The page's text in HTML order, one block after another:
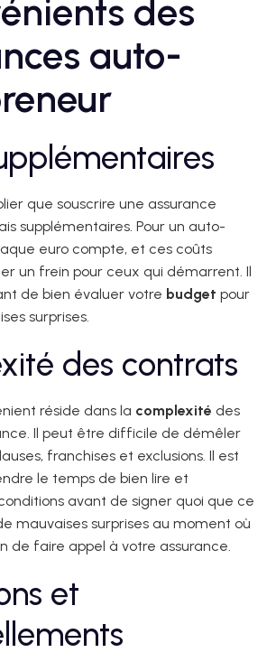
des
auto-
que souscrire une assurance
supplémentaires. Pour un auto-
euro compte, et ces coûts
un frein pour ceux qui démarrent. Il
de bien évaluer votre budget pour
surprises.
des contrats
réside dans la complexité des
Il peut être difficile de démêler
franchises et exclusions. Il est
le temps de bien lire et
avant de signer quoi que ce
mauvaises surprises au moment où
de faire appel à votre assurance.
et